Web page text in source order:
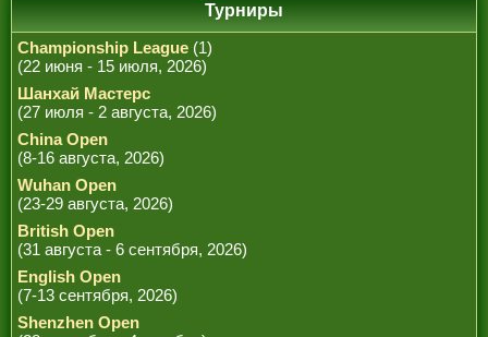
Турниры
Championship League (1)
(22 июня - 15 июля, 2026)
Шанхай Мастерс
(27 июля - 2 августа, 2026)
China Open
(8-16 августа, 2026)
Wuhan Open
(23-29 августа, 2026)
British Open
(31 августа - 6 сентября, 2026)
English Open
(7-13 сентября, 2026)
Shenzhen Open